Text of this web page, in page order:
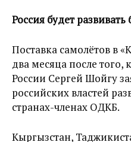
Россия будет
Поставка самолётов в
два месяца после
России Сергей Шойгу
российских властей
странах-членах ОДКБ.
Кыргызстан,